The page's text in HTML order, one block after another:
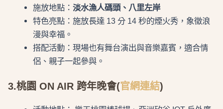
施放地點： 淡水漁人碼頭、八里左岸
特色亮點：施放長達 13 分 14 秒的煙火秀，象徵浪
漫與幸福。
搭配活動：現場也有舞台演出與音樂嘉賓，適合情
侶、親子一起參與。
3.桃園 ON AIR 跨年晚會(官網連結)